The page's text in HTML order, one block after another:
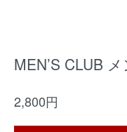
MEN’S CLUB
2,800円